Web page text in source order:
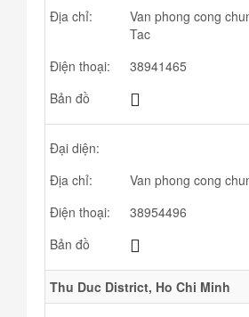
Địa chỉ:
Van phong cong
Tac
Điện thoại:
38941465
Bản đồ
Đại diện:
Địa chỉ:
Van phong cong
Điện thoại:
38954496
Bản đồ
Thu Duc District, Ho Chi Minh